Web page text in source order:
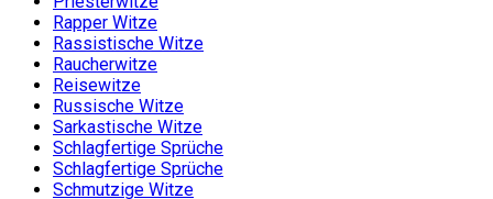
Rapper Witze
Rassistische Witze
Raucherwitze
Reisewitze
Russische Witze
Sarkastische Witze
Schlagfertige Sprüche
Schlagfertige Sprüche
Schmutzige Witze